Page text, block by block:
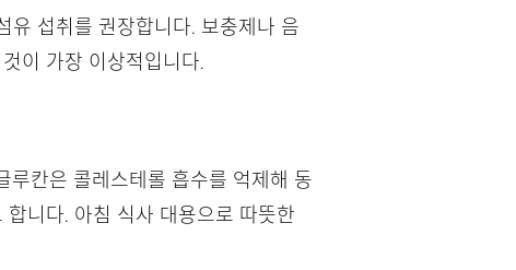
섭취를 권장합니다. 보충제나 음
이 가장 이상적입니다.
루칸은 콜레스테롤 흡수를 억제해 동
니다. 아침 식사 대용으로 따뜻한